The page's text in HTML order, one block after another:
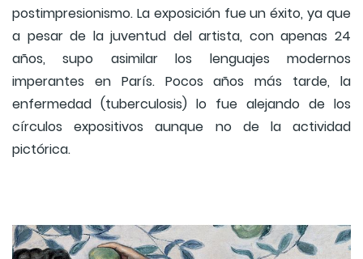
postimpresionismo. La exposición fue un éxito, ya que
a pesar de la juventud del artista, con apenas 24
años, supo asimilar los lenguajes modernos
imperantes en París. Pocos años más tarde, la
enfermedad (tuberculosis) lo fue alejando de los
círculos expositivos aunque no de la actividad
pictórica.